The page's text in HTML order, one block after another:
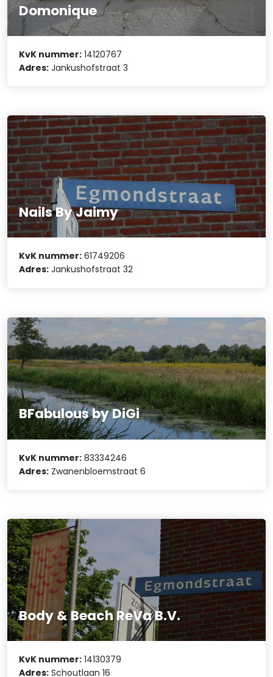
Domonique
KvK nummer: 14120767
Adres: Jankushofstraat 3
Nails By Jaimy
KvK nummer: 61749206
Adres: Jankushofstraat 32
BFabulous by DiGi
KvK nummer: 83334246
Adres: Zwanenbloemstraat 6
Body & Beach ReVa B.V.
KvK nummer: 14130379
Adres: Schoutlaan 16